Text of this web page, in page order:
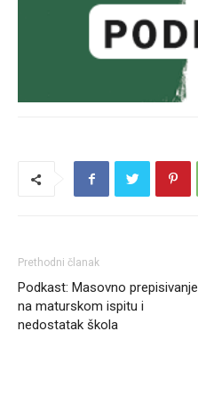
Prethodni članak
Podkast: Masovno prepisivanje
na maturskom ispitu i
nedostatak škola